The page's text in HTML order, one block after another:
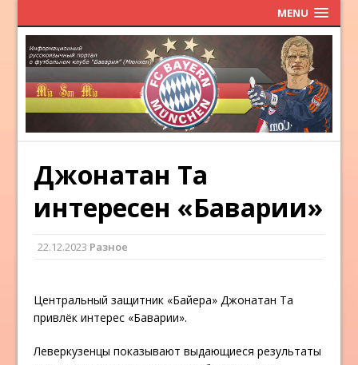
MENU
Джонатан Та
интересен «Баварии»
22.12.2023 Разное
Центральный защитник «Байера» Джонатан Та
привлёк интерес «Баварии».
Леверкузенцы показывают выдающиеся результаты